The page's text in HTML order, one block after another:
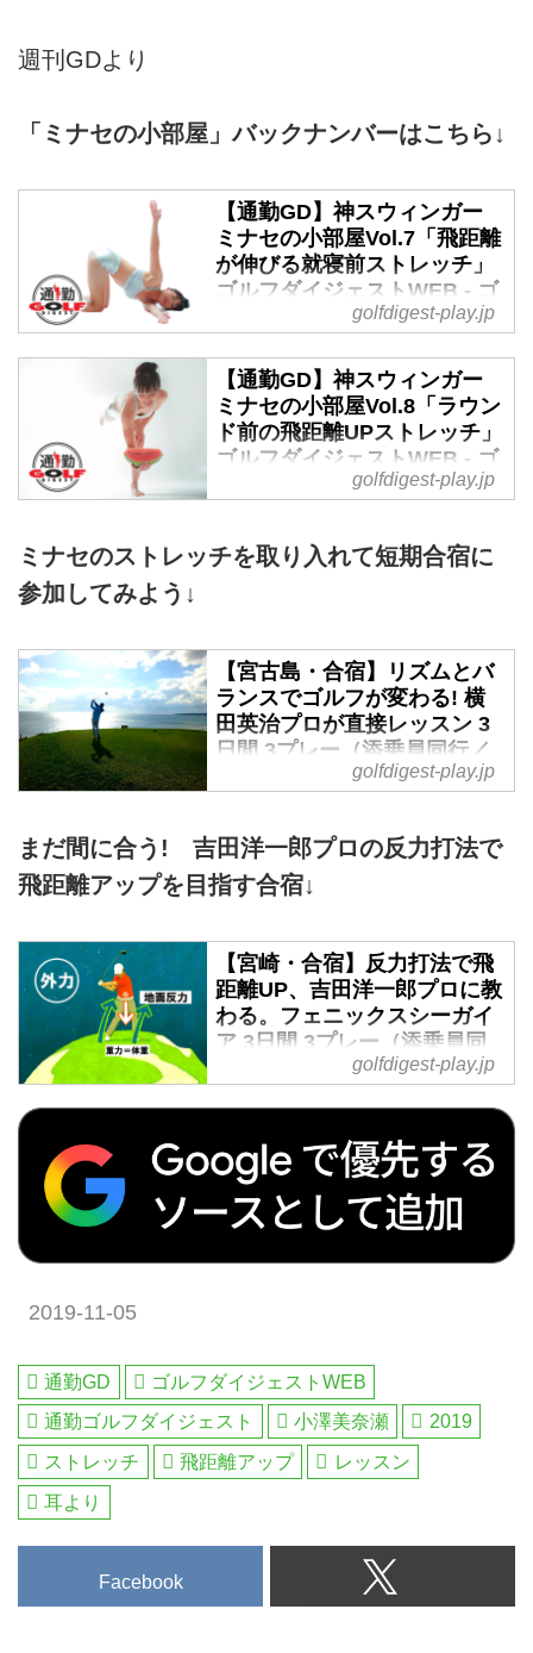
週刊GDより
「ミナセの小部屋」バックナンバーはこちら↓
【通勤GD】神スウィンガー
ミナセの小部屋Vol.7「飛距離
が伸びる就寝前ストレッチ」
ゴルフダイジェストWEB - ゴ
ルフへ行こうWEB by ゴルフ
1年でなんと50ヤードも飛距離を
伸ばした『ゴルル』メンバーの小
澤美奈瀬。彼女が飛ぶようになっ
た秘訣をお伝えする本連載7回目
は「ストレッチ」について。
golfdigest-play.jp
【通勤GD】神スウィンガー
ミナセの小部屋Vol.8「ラウン
ド前の飛距離UPストレッチ」
ゴルフダイジェストWEB - ゴ
ルフへ行こうWEB by ゴルフ
1年でなんと50ヤードも飛距離を
伸ばした『ゴルル』メンバーの小
のテーマは「スタート前ストレッ
チ」。スタート30分前に行うだけ
で飛距離アップにつながるという
魔法のストレッチを教えてもらっ
た。今週の通勤GDは「ミナセの
小部屋」です。
golfdigest-play.jp
ミナセのストレッチを取り入れて短期合宿に
参加してみよう↓
【宮古島・合宿】リズムとバ
ランスでゴルフが変わる! 横
田英治プロが直接レッスン 3
日間 3プレー（添乗員同行／
一人予約可能） - ゴルフへ行
2020年1月26日～1月28日 羽田・
中部・関空発着 添乗員同行 1名様
300キロに位置する宮古島。白い
砂浜、珊瑚礁の海、緑のターフ、
無料で通行できる絶景の橋、人気
の景勝地があり最高のディスティ
ネーションです。宮古島には18ホ
ールのゴルフコースが3つあり、
今回の旅行では海沿いの絶景コー
スでラウンドレッスンが受けられ
ます。先生は横田英治プロ。やや
こしい体の細部の動きよりも、リ
ズムとバランスを重視したレッス
golfdigest-play.jp
まだ間に合う! 吉田洋一郎プロの反力打法で
飛距離アップを目指す合宿↓
【宮崎・合宿】反力打法で飛
距離UP、吉田洋一郎プロに教
わる。フェニックスシーガイ
ア 3日間 3プレー（添乗員同
行／一人予約可能） - ゴルフ
2019年11月27日～11月29日 羽
田・中部・伊丹発着 添乗員同行 1
名様より受付2019年ゴルフダイ
オブ ザ イヤー」に輝いた吉田洋
踏んで飛ばしのエネルギーを得る
コツを吉田プロから直接教えても
らえる貴重な3日間です。宮崎の
フェニックスシーガイアリゾート
ださい。[ツアーコード G-10759
吉田プロ合宿宮崎...
golfdigest-play.jp
2019-11-05
通勤GD
ゴルフダイジェストWEB
通勤ゴルフダイジェスト
小澤美奈瀬
2019
ストレッチ
飛距離アップ
レッスン
耳より
Facebook